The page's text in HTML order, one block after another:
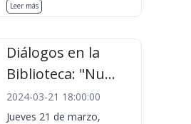
Leer más
Diálogos en la
Biblioteca: "Nu...
2024-03-21 18:00:00
Jueves 21 de marzo,